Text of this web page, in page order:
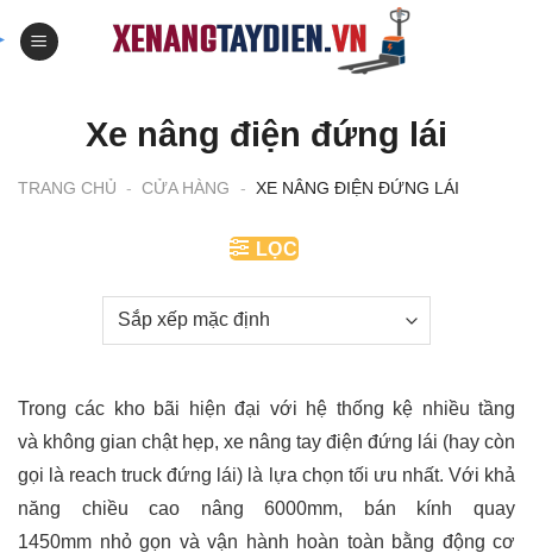
to
Xe nâng điện đứng lái
TRANG CHỦ - CỬA HÀNG - XE NÂNG ĐIỆN ĐỨNG LÁI
LỌC
Trong các kho bãi hiện đại với hệ thống kệ nhiều tầng
và không gian chật hẹp, xe nâng tay điện đứng lái (hay còn
gọi là reach truck đứng lái) là lựa chọn tối ưu nhất. Với khả
năng chiều cao nâng 6000mm, bán kính quay
1450mm nhỏ gọn và vận hành hoàn toàn bằng động cơ